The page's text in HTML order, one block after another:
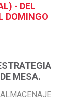
- DEL
DOMINGO
MESA.